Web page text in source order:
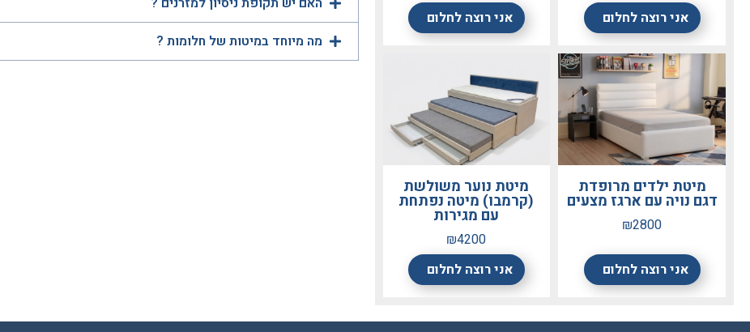
אני רוצה לחלום אני רוצה לחלום
מיטת ילדים מרופדת
דגם נויה עם ארגז מצעים
₪2800
אני רוצה לחלום
מיטת נוער משולשת
(קרמבו) מיטה נפתחת
עם מגירות
₪4200
אני רוצה לחלום
מה מיוחד במיטות של חלומות ?